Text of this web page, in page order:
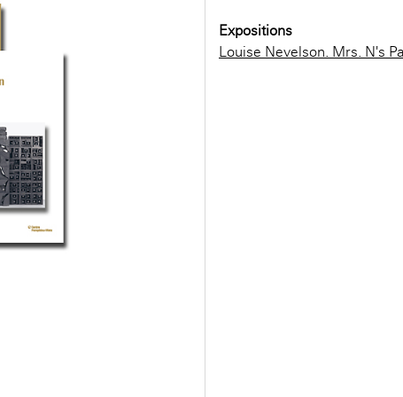
Expositions
Louise Nevelson. Mrs. N's